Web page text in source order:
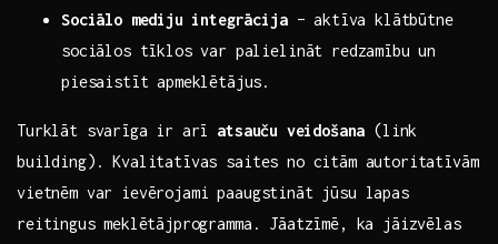
Sociālo mediju ⁤integrācija– aktīva klātbūtne
sociālos tīklos var palielināt redzamību un‍
piesaistīt apmeklētājus.
Turklāt svarīga ir⁢ arī atsauču ⁤veidošana (link
building). Kvalitatīvas saites no citām autoritatīvām
vietnēm var ievērojami paaugstināt jūsu lapas
reitingus⁣ meklētājprogramma. Jāatzīmē, ka jāizvēlas